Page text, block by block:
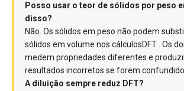
Posso usar o teor de sólidos por peso
disso?
Não. Os sólidos em peso não podem
sólidos em volume nos cálculosDFT . Os
medem propriedades diferentes e
resultados incorretos se forem
A diluição sempre reduz DFT?